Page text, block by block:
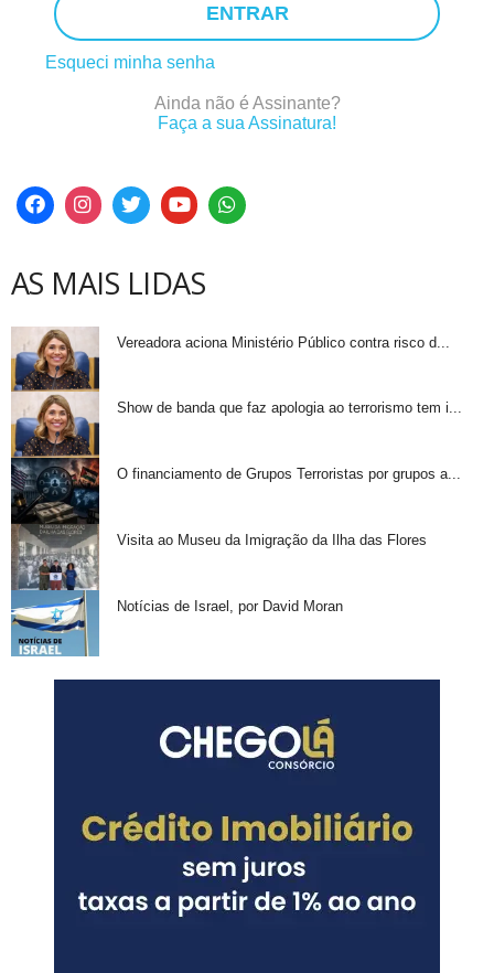
ENTRAR
Esqueci minha senha
Ainda não é Assinante?
Faça a sua Assinatura!
AS MAIS LIDAS
Vereadora aciona Ministério Público contra risco d...
Show de banda que faz apologia ao terrorismo tem i...
O financiamento de Grupos Terroristas por grupos a...
Visita ao Museu da Imigração da Ilha das Flores
Notícias de Israel, por David Moran